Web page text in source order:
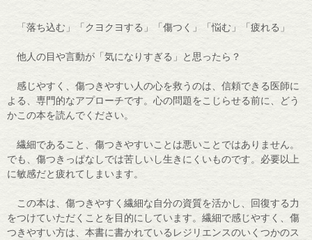
「落ち込む」「クヨクヨする」「傷つく」「悩む」「疲れる」
他人の目や言動が「気になりすぎる」と思ったら？
感じやすく、傷つきやすい人の心を救うのは、信頼できる医師に
よる、専門的なアプローチです。心の問題をこじらせる前に、どう
かこの本を読んでください。
繊細であること、傷つきやすいことは悪いことではありません。
でも、傷つきっぱなしでは苦しいし生きにくいものです。必要以上
に敏感だと疲れてしまいます。
この本は、傷つきやすく繊細な自分の資質を活かし、回復する力
をつけていただくことを目的にしています。繊細で感じやすく、傷
つきやすい方は、本書に書かれているレジリエンスのいくつかのス